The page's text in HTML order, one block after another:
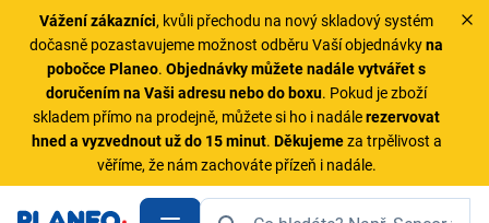
Vážení zákazníci, kvůli přechodu na nový skladový systém
dočasně pozastavujeme možnost odběru Vaší objednávkyna
pobočce Planeo.Objednávky můžete nadále vytvářet s
doručením na Vaši adresu nebo do boxu. Pokud je zboží
skladem přímo na prodejně, můžete si ho i nadálerezervovat
hned a vyzvednout už do 15 minut. Děkujemeza trpělivost a
věříme, že nám zachováte přízeň i nadále.